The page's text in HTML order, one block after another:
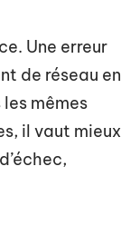
Une erreur
de réseau en
mêmes
il vaut mieux